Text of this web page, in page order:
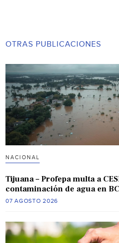
OTRAS PUBLICACIONES
NACIONAL
Tijuana – Profepa multa a
contaminación de agua en
07 AGOSTO 2026